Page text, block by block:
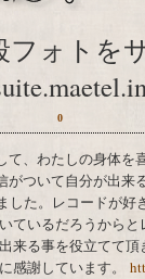
フォトを
0
ついて自分が出来
した。レコードが好
ているだろうから
来る事を役立てて頂
感謝しています。